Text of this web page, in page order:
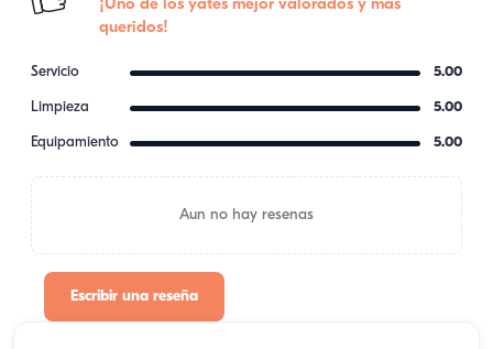
¡Uno de los yates mejor valorados y más
queridos!
Servicio 5.00
Limpieza 5.00
Equipamiento 5.00
Aun no hay resenas
Escribir una reseña